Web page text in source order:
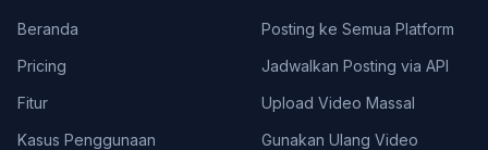
Beranda
Pricing
Fitur
Kasus Penggunaan
Posting ke Semua Platform
Jadwalkan Posting via API
Upload Video Massal
Gunakan Ulang Video